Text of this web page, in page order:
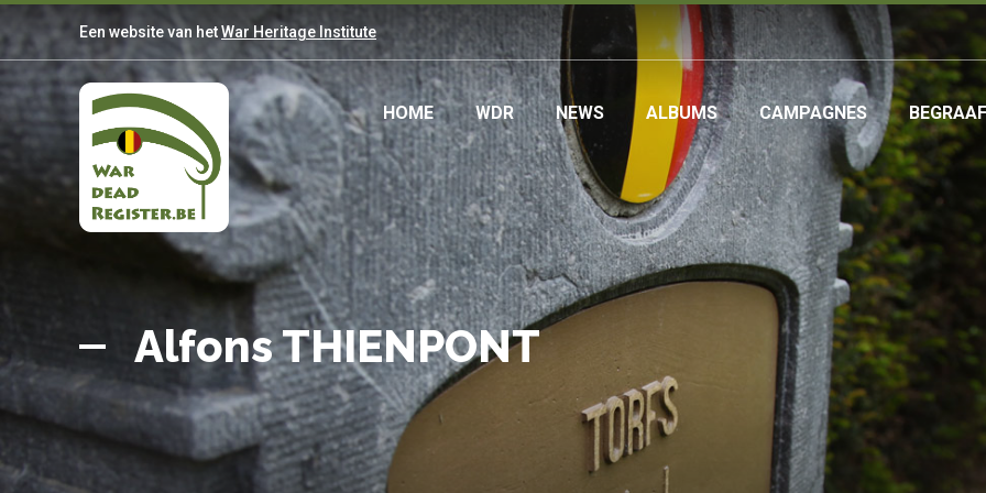
Overslaan
en
naar
de
inhoud
Een website van hetWar Heritage Institute
Belgian
War
Dead
Register
Main
navigation
HOME WDR NEWS ALBUMS CAMPAGNES
Alfons THIENPONT